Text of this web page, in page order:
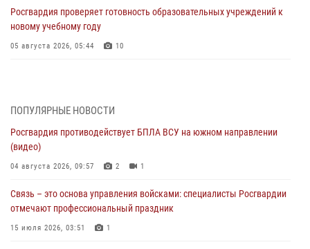
Росгвардия проверяет готовность образовательных учреждений к
новому учебному году
05 августа 2026, 05:44 10
04 августа 2026, 09:57 2
Росгвардия приняла участие в обеспечении безопасности Дня
города в Екатеринбурге
03 августа 2026, 07:43 3
Росгвардия приняла участие в межведомственном
антитеррористическом учении в Свердловской области
31 июля 2026, 12:27 1
ПОПУЛЯРНЫЕ НОВОСТИ
Росгвардия противодействует БПЛА ВСУ на южном направлении
(видео)
04 августа 2026, 09:57 2 1
Связь – это основа управления войсками: специалисты Росгвардии
отмечают профессиональный праздник
15 июля 2026, 03:51 1